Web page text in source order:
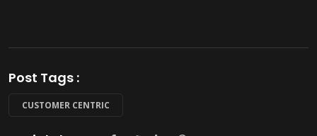
Post Tags :
CUSTOMER CENTRIC